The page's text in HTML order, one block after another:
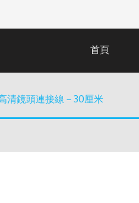
首頁
清鏡頭連接線－30厘米